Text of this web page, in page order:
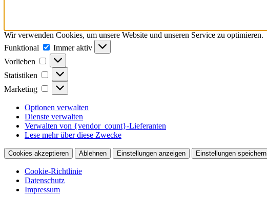
Wir verwenden Cookies, um unsere Website und unseren Service zu optimieren.
Funktional
Funktional
Immer aktiv
Vorlieben
Vorlieben
Statistiken Statistiken
Marketing Marketing
Optionen verwalten
Dienste verwalten
Verwalten von {vendor_count}-Lieferanten
Lese mehr über diese Zwecke
Cookies akzeptieren Ablehnen Einstellungen anzeigen Einstellungen speichern
Cookie-Richtlinie
Datenschutz
Impressum